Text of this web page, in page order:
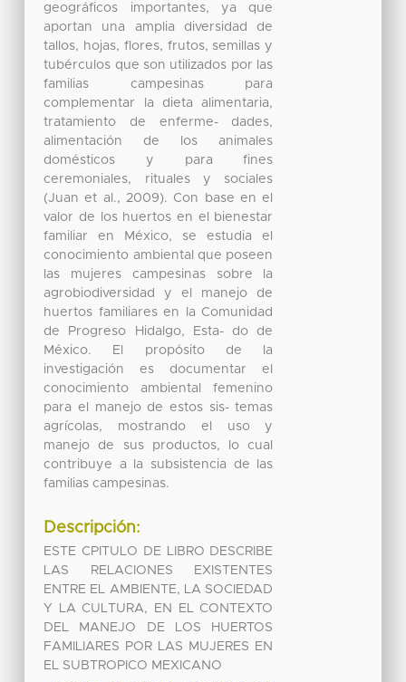
geográficos importantes, ya que
aportan una amplia diversidad de
tallos, hojas, flores, frutos, semillas y
tubérculos que son utilizados por las
familias campesinas para
complementar la dieta alimentaria,
tratamiento de enferme- dades,
alimentación de los animales
domésticos y para fines
ceremoniales, rituales y sociales
(Juan et al., 2009). Con base en el
valor de los huertos en el bienestar
familiar en México, se estudia el
conocimiento ambiental que poseen
las mujeres campesinas sobre la
agrobiodiversidad y el manejo de
huertos familiares en la Comunidad
de Progreso Hidalgo, Esta- do de
México. El propósito de la
investigación es documentar el
conocimiento ambiental femenino
para el manejo de estos sis- temas
agrícolas, mostrando el uso y
manejo de sus productos, lo cual
contribuye a la subsistencia de las
familias campesinas.
Descripción:
ESTE CPITULO DE LIBRO DESCRIBE
LAS RELACIONES EXISTENTES
ENTRE EL AMBIENTE, LA SOCIEDAD
Y LA CULTURA, EN EL CONTEXTO
DEL MANEJO DE LOS HUERTOS
FAMILIARES POR LAS MUJERES EN
EL SUBTROPICO MEXICANO